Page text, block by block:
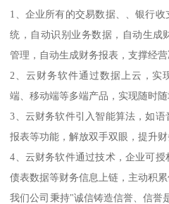
1、企业所有的交易数据、、银行
统，自动识别业务数据，自动生成
管理，自动生成财务报表，支撑经营
2、云财务软件通过数据上云，实
端、移动端等多端产品，实现随时随
3、云财务软件引入智能算法，如
报表等功能，解放双手双眼，提升财
4、云财务软件通过技术，企业可
债表数据等财务信息上链，主动积累
我们公司秉持"诚信铸造信誉、信誉